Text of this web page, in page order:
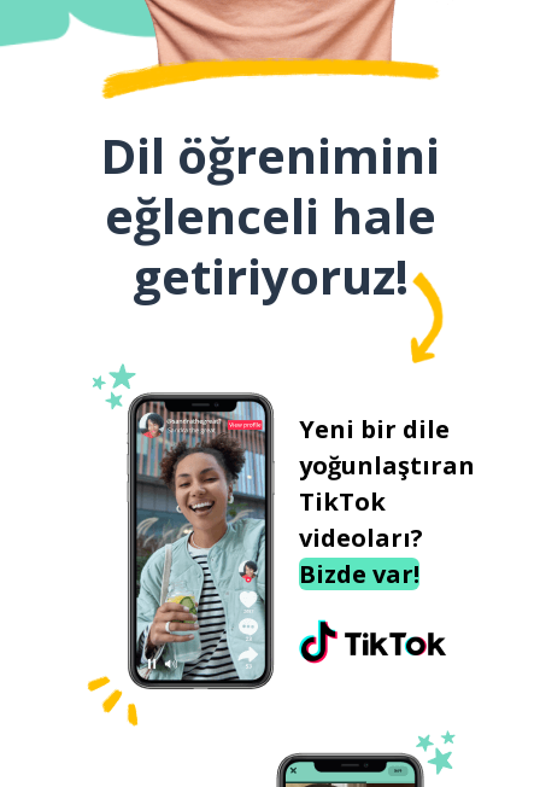
Dil öğrenimini
eğlenceli hale
getiriyoruz!
Yeni bir dile
yoğunlaştıran
TikTok
videoları?
Bizde var!